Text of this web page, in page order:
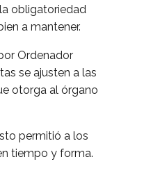
obligatoriedad
a mantener.
Ordenador
se ajusten a las
otorga al órgano
permitió a los
tiempo y forma.